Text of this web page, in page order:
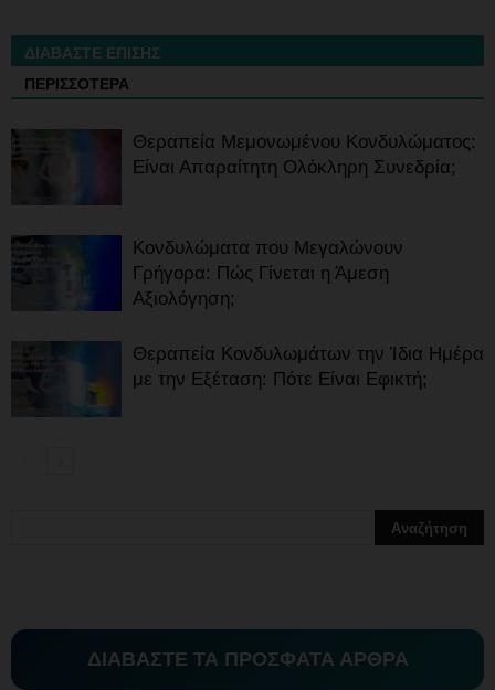
ΔΙΑΒΑΣΤΕ ΕΠΙΣΗΣ
ΠΕΡΙΣΣΟΤΕΡΑ
Θεραπεία Μεμονωμένου Κονδυλώματος:
Είναι Απαραίτητη Ολόκληρη Συνεδρία;
Κονδυλώματα που Μεγαλώνουν
Γρήγορα: Πώς Γίνεται η Άμεση
Αξιολόγηση;
Θεραπεία Κονδυλωμάτων την Ίδια Ημέρα
με την Εξέταση: Πότε Είναι Εφικτή;
ΔΙΑΒΑΣΤΕ ΤΑ ΠΡΟΣΦΑΤΑ ΑΡΘΡΑ